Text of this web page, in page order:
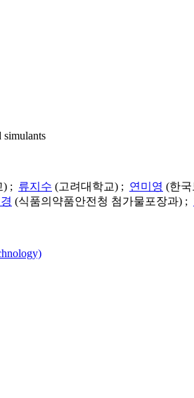
simulants
) ; 류지수 (고려대학교) ; 연미영 (한
(식품의약품안전청 첨가물포장과) ;